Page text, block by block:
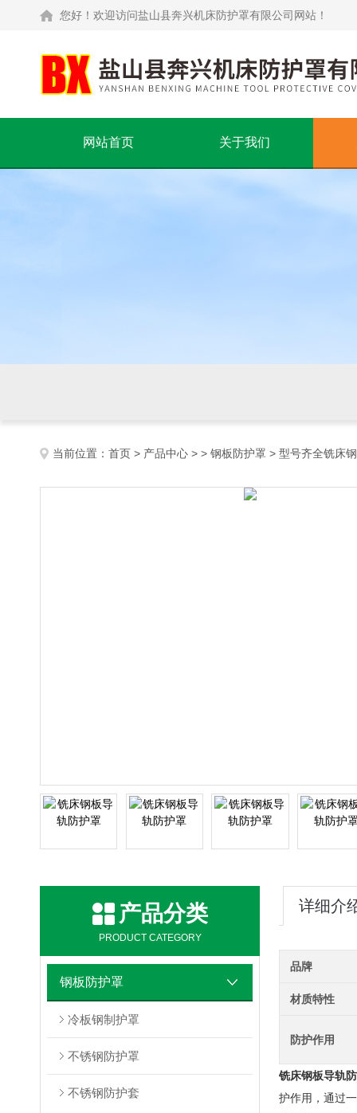
您好！欢迎访问盐山县奔兴机床防护罩有限公司网站！
网站首页 关于我们
当前位置： 首页 > 产品中心 > > 钢板防护罩 > 型号齐全铣床
产品分类
PRODUCT CATEGORY
钢板防护罩
冷板钢制护罩
不锈钢防护罩
不锈钢防护套
详细介
品牌
材质特性
防护作用
铣床钢板导轨
护作用，通过一